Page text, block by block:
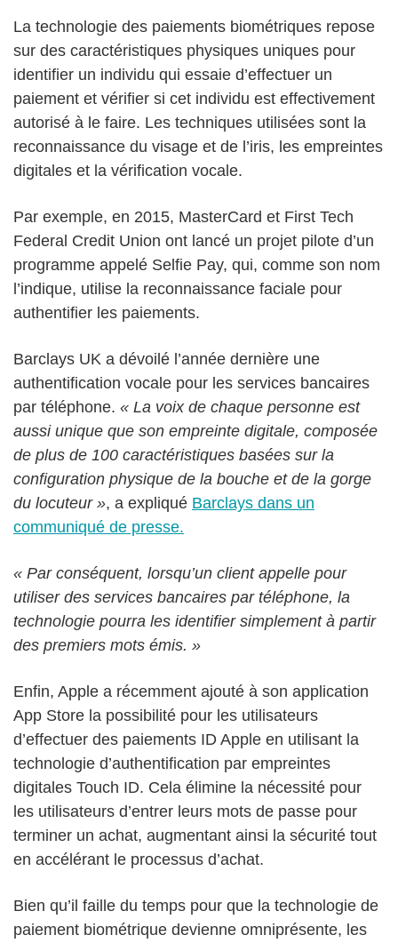
La technologie des paiements biométriques repose
sur des caractéristiques physiques uniques pour
identifier un individu qui essaie d’effectuer un
paiement et vérifier si cet individu est effectivement
autorisé à le faire. Les techniques utilisées sont la
reconnaissance du visage et de l’iris, les empreintes
digitales et la vérification vocale.
Par exemple, en 2015, MasterCard et First Tech
Federal Credit Union ont lancé un projet pilote d’un
programme appelé Selfie Pay, qui, comme son nom
l’indique, utilise la reconnaissance faciale pour
authentifier les paiements.
Barclays UK a dévoilé l’année dernière une
authentification vocale pour les services bancaires
par téléphone. « La voix de chaque personne est
aussi unique que son empreinte digitale, composée
de plus de 100 caractéristiques basées sur la
configuration physique de la bouche et de la gorge
du locuteur », a expliqué Barclays dans un
communiqué de presse.
« Par conséquent, lorsqu’un client appelle pour
utiliser des services bancaires par téléphone, la
technologie pourra les identifier simplement à partir
des premiers mots émis. »
Enfin, Apple a récemment ajouté à son application
App Store la possibilité pour les utilisateurs
d’effectuer des paiements ID Apple en utilisant la
technologie d’authentification par empreintes
digitales Touch ID. Cela élimine la nécessité pour
les utilisateurs d’entrer leurs mots de passe pour
terminer un achat, augmentant ainsi la sécurité tout
en accélérant le processus d’achat.
Bien qu’il faille du temps pour que la technologie de
paiement biométrique devienne omniprésente, les